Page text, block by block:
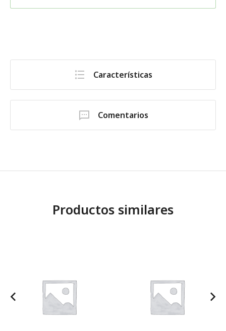
Características
Comentarios
Productos similares